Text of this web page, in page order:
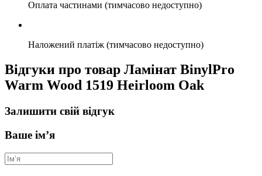
Оплата частинами (тимчасово недоступно)
Наложений платіж (тимчасово недоступно)
Відгуки про товар Ламінат BinylPro
Warm Wood 1519 Heirloom Oak
Залишити свій відгук
Ваше ім’я